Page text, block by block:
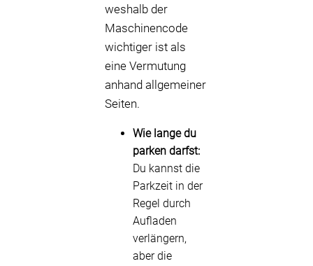
weshalb der
Maschinencode
wichtiger ist als
eine Vermutung
anhand allgemeiner
Seiten.
Wie lange du
parken darfst:
Du kannst die
Parkzeit in der
Regel durch
Aufladen
verlängern,
aber die